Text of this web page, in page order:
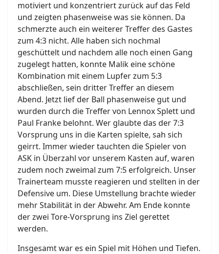
motiviert und konzentriert zurück auf das Feld
und zeigten phasenweise was sie können. Da
schmerzte auch ein weiterer Treffer des Gastes
zum 4:3 nicht. Alle haben sich nochmal
geschüttelt und nachdem alle noch einen Gang
zugelegt hatten, konnte Malik eine schöne
Kombination mit einem Lupfer zum 5:3
abschließen, sein dritter Treffer an diesem
Abend. Jetzt lief der Ball phasenweise gut und
wurden durch die Treffer von Lennox Splett und
Paul Franke belohnt. Wer glaubte das der 7:3
Vorsprung uns in die Karten spielte, sah sich
geirrt. Immer wieder tauchten die Spieler von
ASK in Überzahl vor unserem Kasten auf, waren
zudem noch zweimal zum 7:5 erfolgreich. Unser
Trainerteam musste reagieren und stellten in der
Defensive um. Diese Umstellung brachte wieder
mehr Stabilität in der Abwehr. Am Ende konnte
der zwei Tore-Vorsprung ins Ziel gerettet
werden.
Insgesamt war es ein Spiel mit Höhen und Tiefen.